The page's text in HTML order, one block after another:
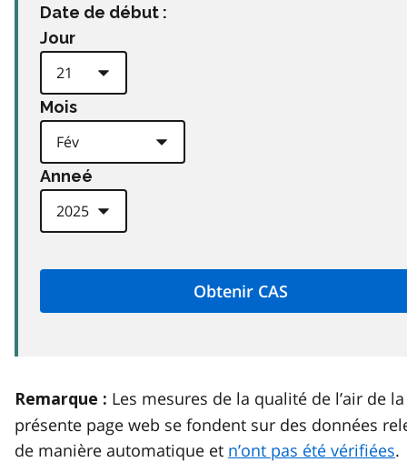
Date de début :
Jour
Mois
Anneé
Remarque : Les mesures de la qualité de l’air de la
présente page web se fondent sur des données
de manière automatique et n’ont pas été vérifiées.